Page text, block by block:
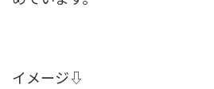
イメージ⇩